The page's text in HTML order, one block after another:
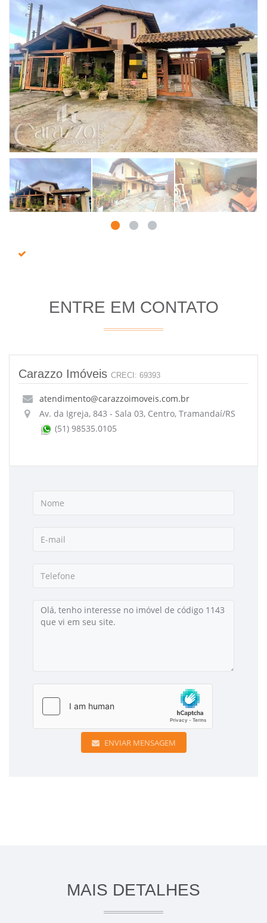
ENTRE EM CONTATO
Carazzo Imóveis CRECI: 69393
atendimento@carazzoimoveis.com.br
Av. da Igreja, 843 - Sala 03, Centro, Tramandaí/RS
(51) 98535.0105
ENVIAR MENSAGEM
MAIS DETALHES